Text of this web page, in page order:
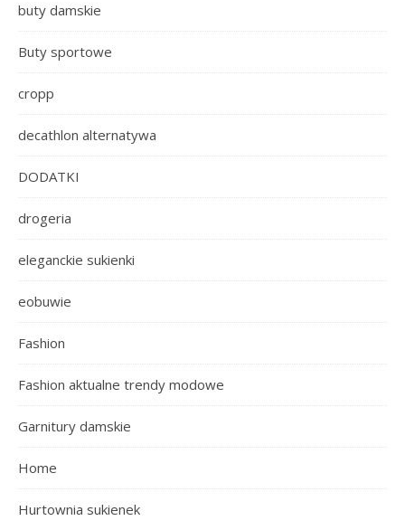
buty damskie
Buty sportowe
cropp
decathlon alternatywa
DODATKI
drogeria
eleganckie sukienki
eobuwie
Fashion
Fashion aktualne trendy modowe
Garnitury damskie
Home
Hurtownia sukienek